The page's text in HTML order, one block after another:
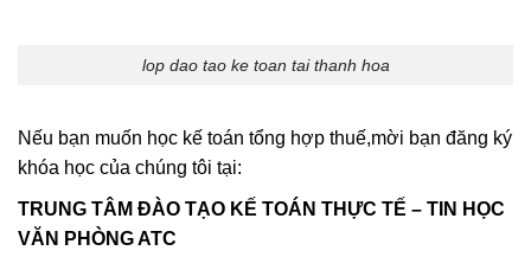
lop dao tao ke toan tai thanh hoa
Nếu bạn muốn học kế toán tổng hợp thuế,mời bạn đăng ký
khóa học của chúng tôi tại:
TRUNG TÂM ĐÀO TẠO KẾ TOÁN THỰC TẾ – TIN HỌC
VĂN PHÒNG ATC